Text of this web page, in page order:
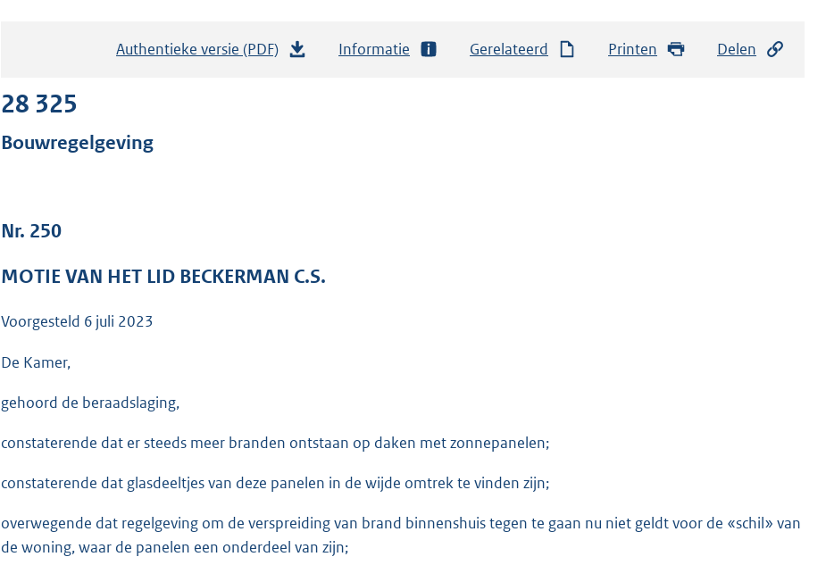
Authentieke versie (PDF)
r
K
Informatie Gerelateerd Printen Delen
28 325
Bouwregelgeving
Nr. 250
MOTIE VAN HET LID BECKERMAN C.S.
Voorgesteld 6 juli 2023
De Kamer,
gehoord de beraadslaging,
constaterende dat er steeds meer branden ontstaan op daken met zonnepanelen;
constaterende dat glasdeeltjes van deze panelen in de wijde omtrek te vinden zijn;
overwegende dat regelgeving om de verspreiding van brand binnenshuis tegen te gaan nu niet geldt voor de «schil» van
de woning, waar de panelen een onderdeel van zijn;